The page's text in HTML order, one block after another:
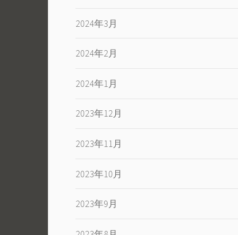
2024年3月
2024年2月
2024年1月
2023年12月
2023年11月
2023年10月
2023年9月